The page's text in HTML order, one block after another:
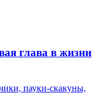
глава в жизни